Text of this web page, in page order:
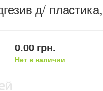
д/
0.00 грн.
Нет в наличии